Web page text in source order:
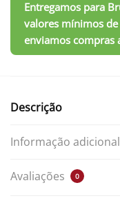
Descrição
Informação adicional
Avaliações 0